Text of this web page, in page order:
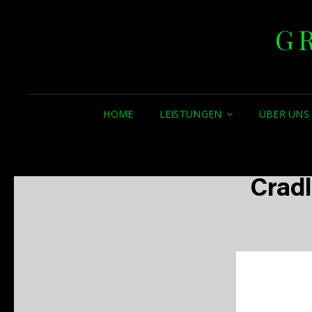
HOME LEISTUNGEN ÜBER UNS